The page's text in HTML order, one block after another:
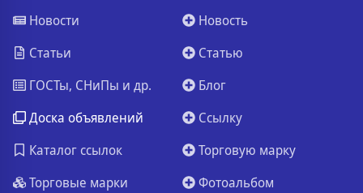
Новости
Статьи
ГОСТы, СНиПы и др.
Доска объявлений
Каталог ссылок
Торговые марки
Новость
Статью
Блог
Ссылку
Торговую марку
Фотоальбом